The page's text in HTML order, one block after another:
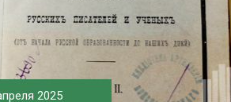
2025